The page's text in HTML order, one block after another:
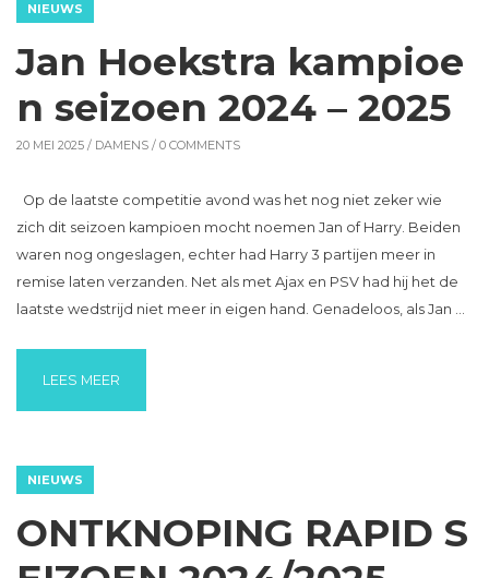
NIEUWS
Jan Hoekstra kampioe
n seizoen 2024 – 2025
20 MEI 2025 / DAMENS / 0 COMMENTS
Op de laatste competitie avond was het nog niet zeker wie
zich dit seizoen kampioen mocht noemen Jan of Harry. Beiden
waren nog ongeslagen, echter had Harry 3 partijen meer in
remise laten verzanden. Net als met Ajax en PSV had hij het de
laatste wedstrijd niet meer in eigen hand. Genadeloos, als Jan …
LEES MEER
NIEUWS
ONTKNOPING RAPID S